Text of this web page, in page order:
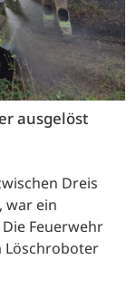
ausgelöst
Dreis
war ein
Feuerwehr
Löschroboter